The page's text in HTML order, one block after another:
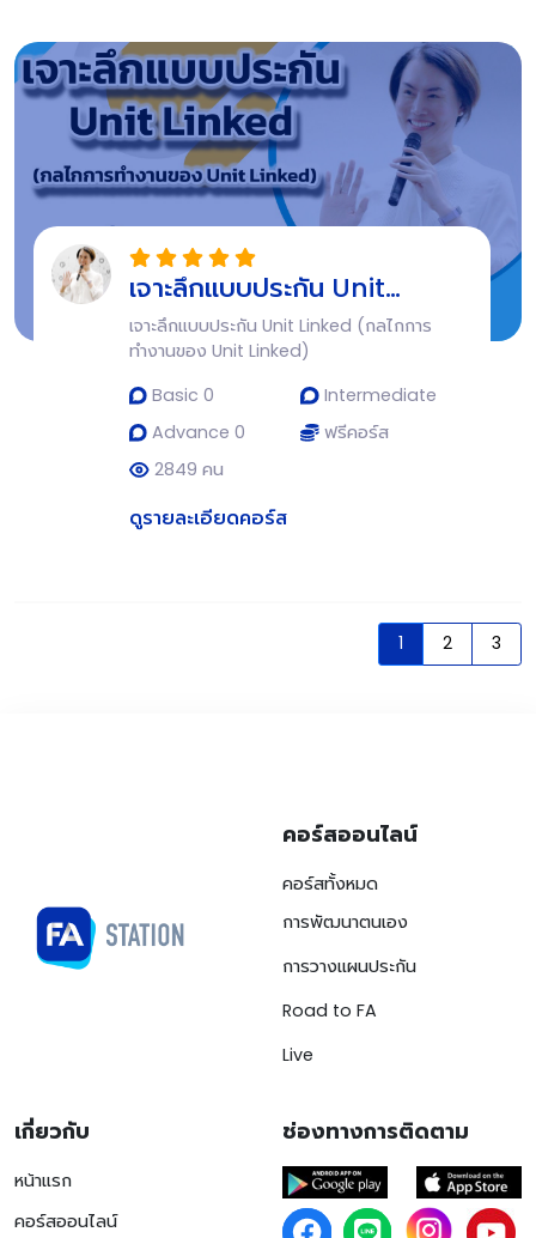
เจาะลึกแบบประกัน Unit
Linked (กลไกการทำงานของ
Unit Linked)
เจาะลึกแบบประกัน Unit Linked (กลไกการ
ทำงานของ Unit Linked)
Basic 0
Intermediate
Advance 0
ฟรีคอร์ส
2849 คน
ดูรายละเอียดคอร์ส
1 2 3
คอร์สออนไลน์
คอร์สทั้งหมด
การพัฒนาตนเอง
การวางแผนประกัน
Road to FA
Live
เกี่ยวกับ
หน้าแรก
คอร์สออนไลน์
ช่องทางการติดตาม